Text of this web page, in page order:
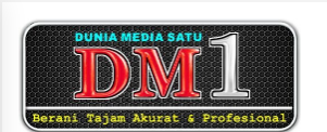
content